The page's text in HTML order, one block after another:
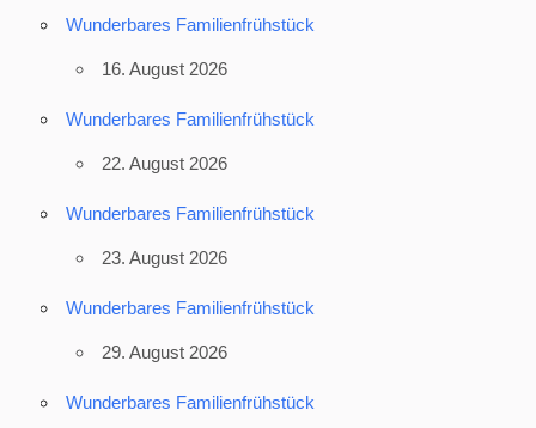
Wunderbares Familienfrühstück
16. August 2026
Wunderbares Familienfrühstück
22. August 2026
Wunderbares Familienfrühstück
23. August 2026
Wunderbares Familienfrühstück
29. August 2026
Wunderbares Familienfrühstück